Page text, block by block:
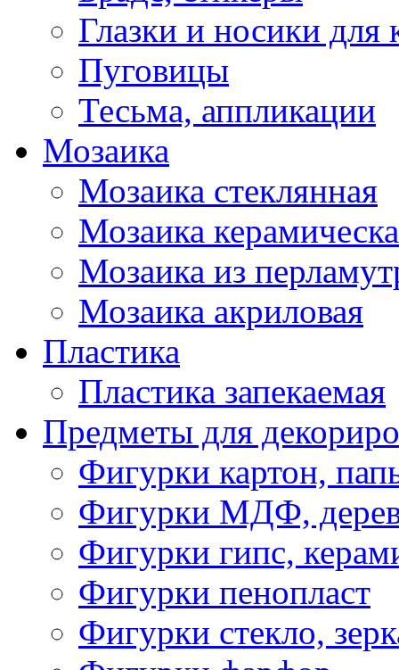
Глазки и носики для
Пуговицы
Тесьма, аппликации
Мозаика
Мозаика стеклянная
Мозаика
Мозаика из
Мозаика акриловая
Пластика
Пластика запекаемая
Предметы для
Фигурки картон,
Фигурки МДФ,
Фигурки гипс,
Фигурки пенопласт
Фигурки стекло,